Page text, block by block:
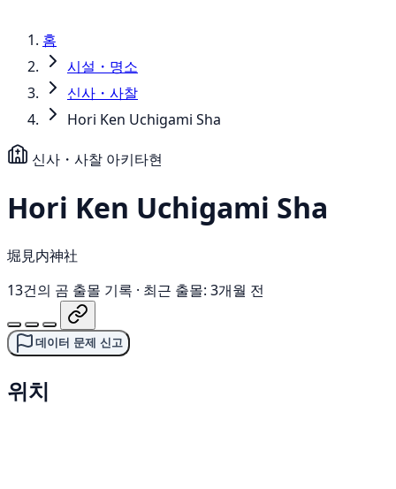
홈
시설・명소
신사・사찰
Hori Ken Uchigami Sha
신사・사찰 아키타현
Hori Ken Uchigami Sha
堀見内神社
13건의 곰 출몰 기록 · 최근 출몰: 3개월 전
데이터 문제 신고
위치